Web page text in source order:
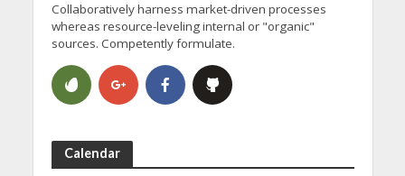
Collaboratively harness market-driven processes
whereas resource-leveling internal or "organic"
sources. Competently formulate.
Calendar